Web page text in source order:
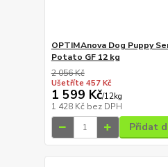
OPTIMAnova Dog Puppy
Potato GF 12 kg
2 056 Kč
Ušetříte 457 Kč
1 599 Kč/12kg
1 428 Kč bez DPH
Přidat